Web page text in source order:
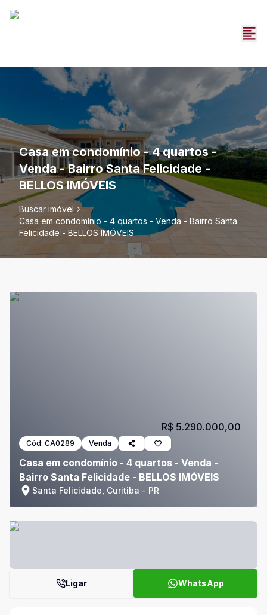
Casa em condomínio - 4 quartos -
Venda - Bairro Santa Felicidade -
BELLOS IMÓVEIS
Buscar imóvel
Casa em condomínio - 4 quartos - Venda - Bairro Santa
Felicidade - BELLOS IMÓVEIS
Cód: CA0289 Venda
Casa em condomínio - 4 quartos - Venda -
Bairro Santa Felicidade - BELLOS IMÓVEIS
Santa Felicidade, Curitiba - PR
R$ 5.290.000,00
Ligar WhatsApp